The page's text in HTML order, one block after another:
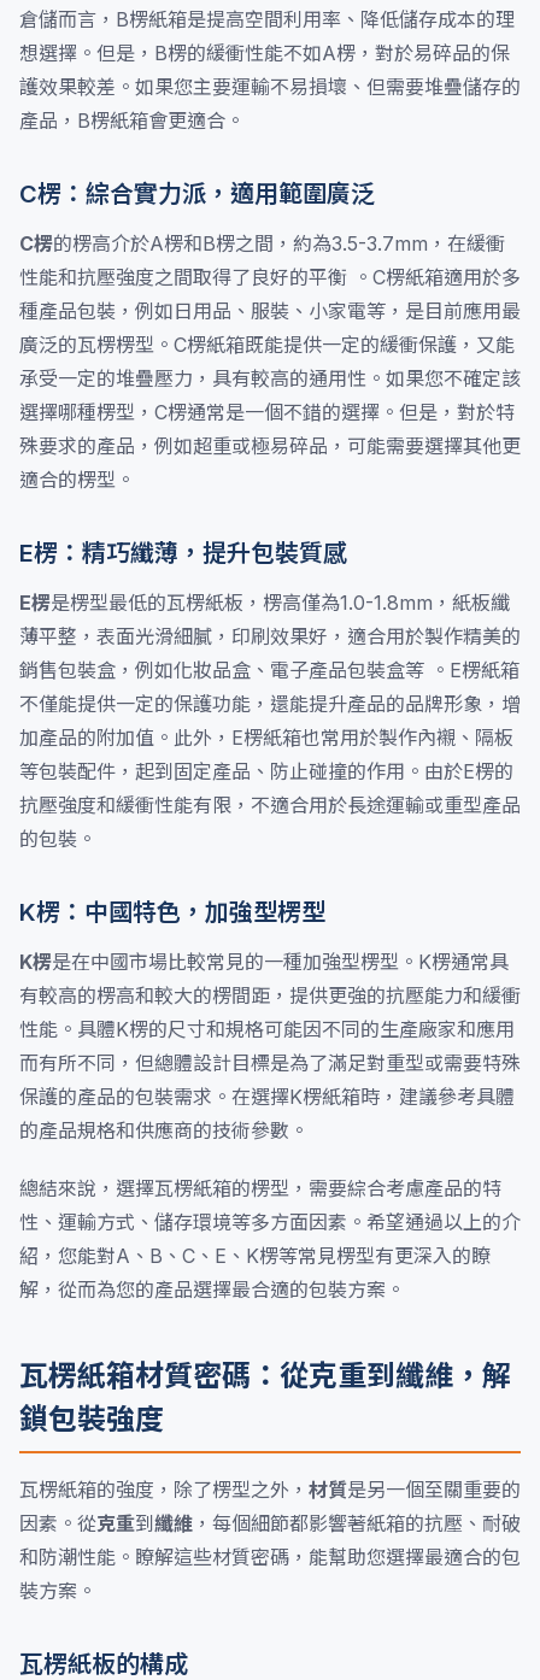
倉儲而言，B楞紙箱是提高空間利用率、降低儲存成本的理
想選擇。但是，B楞的緩衝性能不如A楞，對於易碎品的保
護效果較差。如果您主要運輸不易損壞、但需要堆疊儲存的
產品，B楞紙箱會更適合。
C楞：綜合實力派，適用範圍廣泛
C楞的楞高介於A楞和B楞之間，約為3.5-3.7mm，在緩衝
性能和抗壓強度之間取得了良好的平衡 。C楞紙箱適用於多
種產品包裝，例如日用品、服裝、小家電等，是目前應用最
廣泛的瓦楞楞型。C楞紙箱既能提供一定的緩衝保護，又能
承受一定的堆疊壓力，具有較高的通用性。如果您不確定該
選擇哪種楞型，C楞通常是一個不錯的選擇。但是，對於特
殊要求的產品，例如超重或極易碎品，可能需要選擇其他更
適合的楞型。
E楞：精巧纖薄，提升包裝質感
E楞是楞型最低的瓦楞紙板，楞高僅為1.0-1.8mm，紙板纖
薄平整，表面光滑細膩，印刷效果好，適合用於製作精美的
銷售包裝盒，例如化妝品盒、電子產品包裝盒等 。E楞紙箱
不僅能提供一定的保護功能，還能提升產品的品牌形象，增
加產品的附加值。此外，E楞紙箱也常用於製作內襯、隔板
等包裝配件，起到固定產品、防止碰撞的作用。由於E楞的
抗壓強度和緩衝性能有限，不適合用於長途運輸或重型產品
的包裝。
K楞：中國特色，加強型楞型
K楞是在中國市場比較常見的一種加強型楞型。K楞通常具
有較高的楞高和較大的楞間距，提供更強的抗壓能力和緩衝
性能。具體K楞的尺寸和規格可能因不同的生產廠家和應用
而有所不同，但總體設計目標是為了滿足對重型或需要特殊
保護的產品的包裝需求。在選擇K楞紙箱時，建議參考具體
的產品規格和供應商的技術參數。
總結來說，選擇瓦楞紙箱的楞型，需要綜合考慮產品的特
性、運輸方式、儲存環境等多方面因素。希望通過以上的介
紹，您能對A、B、C、E、K楞等常見楞型有更深入的瞭
解，從而為您的產品選擇最合適的包裝方案。
瓦楞紙箱材質密碼：從克重到纖維，解
鎖包裝強度
瓦楞紙箱的強度，除了楞型之外， 材質是另一個至關重要的
因素。從克重到纖維 ，每個細節都影響著紙箱的抗壓、耐破
和防潮性能。瞭解這些材質密碼，能幫助您選擇最適合的包
裝方案。
瓦楞紙板的構成